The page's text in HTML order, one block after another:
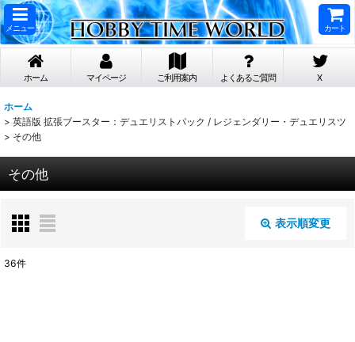
メニュー カート
ホーム マイページ ご利用案内 よくあるご質問 X
ホーム
> 英語版 拡張ブースター：デュエリストパック / レジェンダリー・デュエリスツ
> その他
その他
表示順変更
36件